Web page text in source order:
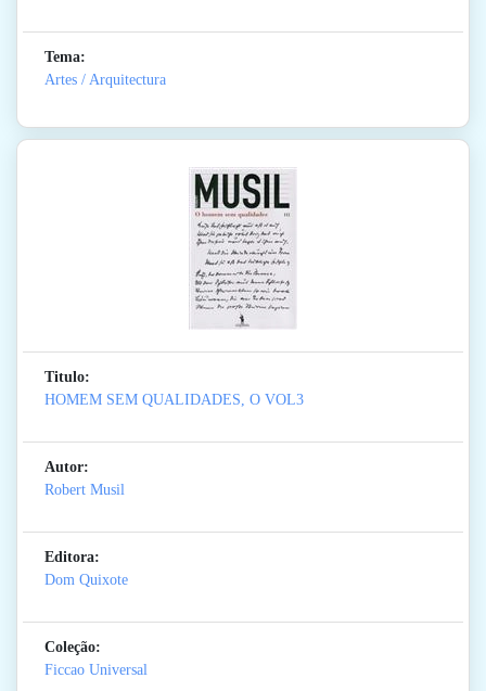
Tema:
Artes / Arquitectura
Titulo:
HOMEM SEM QUALIDADES, O VOL3
Autor:
Robert Musil
Editora:
Dom Quixote
Coleção:
Ficcao Universal